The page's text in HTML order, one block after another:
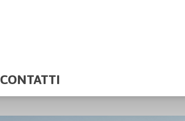
CONTATTI